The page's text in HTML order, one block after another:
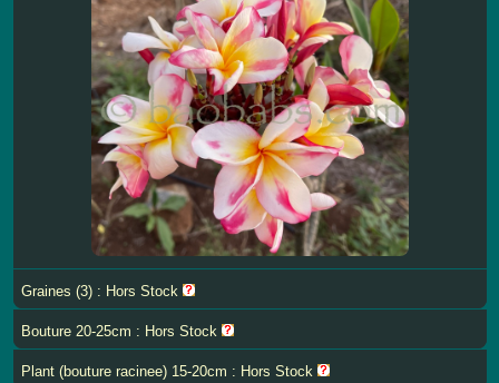
Graines (3) : Hors Stock
Bouture 20-25cm : Hors Stock
Plant (bouture racinee) 15-20cm : Hors Stock